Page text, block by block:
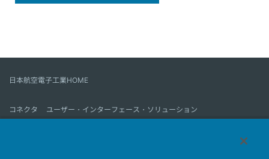
日本航空電子工業HOME
コネクタ
ユーザー・インターフェース・ソリューション